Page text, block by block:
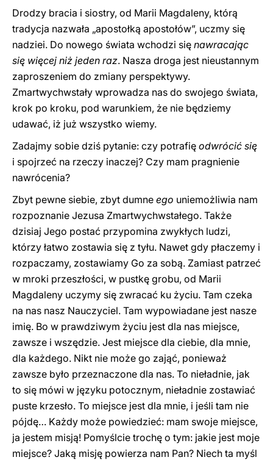
Drodzy bracia i siostry, od Marii Magdaleny, którą
tradycja nazwała „apostołką apostołów”, uczmy się
nadziei. Do nowego świata wchodzi się nawracając
się więcej niż jeden raz. Nasza droga jest nieustannym
zaproszeniem do zmiany perspektywy.
Zmartwychwstały wprowadza nas do swojego świata,
krok po kroku, pod warunkiem, że nie będziemy
udawać, iż już wszystko wiemy.
Zadajmy sobie dziś pytanie: czy potrafię odwrócić się
i spojrzeć na rzeczy inaczej? Czy mam pragnienie
nawrócenia?
Zbyt pewne siebie, zbyt dumne ego uniemożliwia nam
rozpoznanie Jezusa Zmartwychwstałego. Także
dzisiaj Jego postać przypomina zwykłych ludzi,
którzy łatwo zostawia się z tyłu. Nawet gdy płaczemy i
rozpaczamy, zostawiamy Go za sobą. Zamiast patrzeć
w mroki przeszłości, w pustkę grobu, od Marii
Magdaleny uczymy się zwracać ku życiu. Tam czeka
na nas nasz Nauczyciel. Tam wypowiadane jest nasze
imię. Bo w prawdziwym życiu jest dla nas miejsce,
zawsze i wszędzie. Jest miejsce dla ciebie, dla mnie,
dla każdego. Nikt nie może go zająć, ponieważ
zawsze było przeznaczone dla nas. To nieładnie, jak
to się mówi w języku potocznym, nieładnie zostawiać
puste krzesło. To miejsce jest dla mnie, i jeśli tam nie
pójdę… Każdy może powiedzieć: mam swoje miejsce,
ja jestem misją! Pomyślcie trochę o tym: jakie jest moje
miejsce? Jaką misję powierza nam Pan? Niech ta myśl